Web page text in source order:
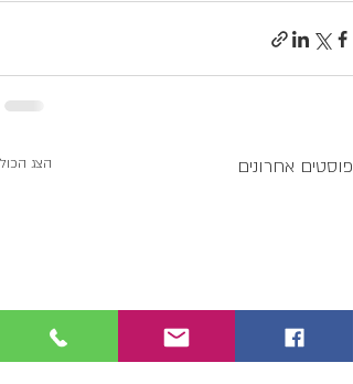
פוסטים אחרונים הצג הכול